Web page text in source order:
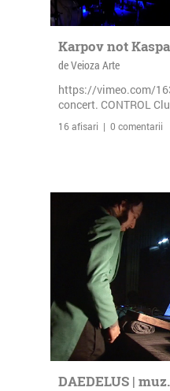
Karpov not
de Veioza Arte
https://vimeo.com/
concert. CONTROL
16 afisari | 0 comentarii
DAEDELUS |